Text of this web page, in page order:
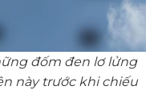
đốm đen lơ lửng
này trước khi chiếu